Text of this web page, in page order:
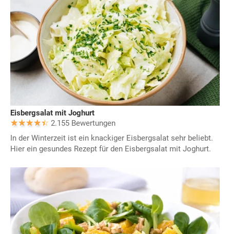
Eisbergsalat mit Joghurt
2.155 Bewertungen
In der Winterzeit ist ein knackiger Eisbergsalat sehr beliebt.
Hier ein gesundes Rezept für den Eisbergsalat mit Joghurt.